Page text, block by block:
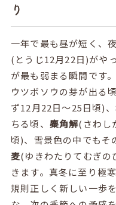
り
一年で最も昼が短く、
( とうじ12月22日)がや
が最も弱まる瞬間です
ウツボソウの芽が出る頃
ず12 月22日～25日頃)
ちる頃、 麋角解( さわし
頃)、雪景色の中でもそ
麦(ゆきわたりてむぎの
きます。真冬に至り極
規則正しく新しい一歩